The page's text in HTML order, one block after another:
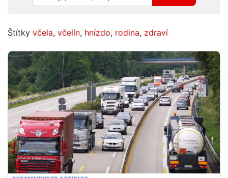
Štítky včela, včelín, hnízdo, rodina, zdraví